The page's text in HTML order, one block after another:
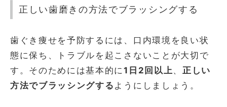
正しい歯磨きの方法でブラッシングする
歯ぐき痩せを予防するには、口内環境を良い状
態に保ち、トラブルを起こさないことが大切で
す。そのためには基本的に1日2回以上 、 正しい
方法でブラッシングする ようにしましょう。